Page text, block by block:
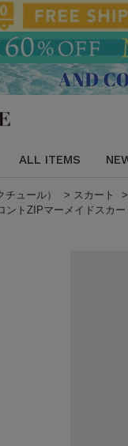
ALL ITEMS
ュール） > スカート >
ントZIPマーメイドスカー